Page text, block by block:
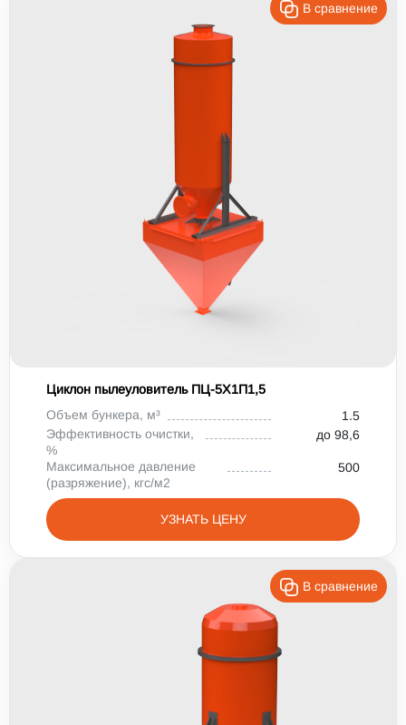
В сравнение
Циклон пылеуловитель ПЦ-5X1П1,5
Объем бункера, м³
1.5
Эффективность очистки,
%
до 98,6
Максимальное давление
(разряжение), кгс/м2
500
УЗНАТЬ ЦЕНУ
В сравнение